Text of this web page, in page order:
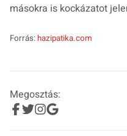
másokra is kockázatot
Forrás: hazipatika.com
Megosztás: